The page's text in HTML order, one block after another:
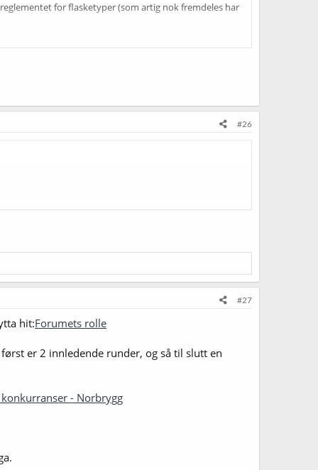
for flasketyper (som artig nok fremdeles har
#26
#27
hit:Forumets rolle
er 2 innledende runder, og så til slutt en
- Norbrygg